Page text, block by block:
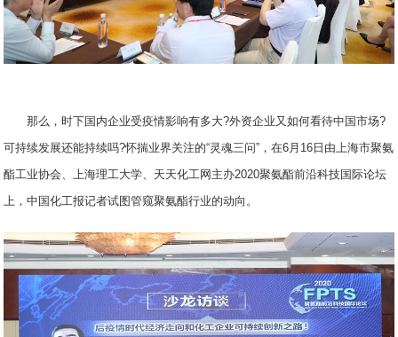
那么，时下国内企业受疫情影响有多大?外资企业又如何看待中国市场?
可持续发展还能持续吗?怀揣业界关注的“灵魂三问”，在6月16日由上海市聚氨
酯工业协会、上海理工大学、天天化工网主办2020聚氨酯前沿科技国际论坛
上，中国化工报记者试图管窥聚氨酯行业的动向。